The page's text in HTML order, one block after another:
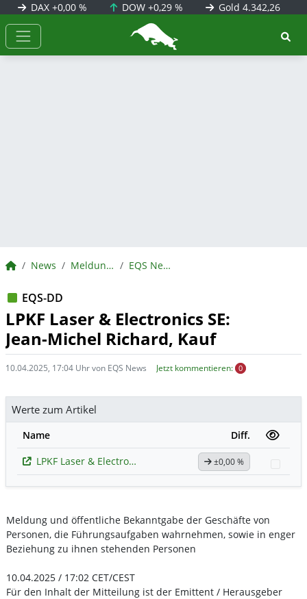
DAX +0,00 % DOW+0,29 % Gold 4.342,26
BörsenNEWS.de
BörsenNEWS.de
News Meldungen EQS News
EQS-DD
LPKF Laser & Electronics SE:
Jean-Michel Richard, Kauf
10.04.2025, 17:04 Uhr von EQS News Jetzt kommentieren: 0
Werte zum Artikel
Name
Diff.
LPKF Laser & Electronics
±0,00 %
Meldung und öffentliche Bekanntgabe der Geschäfte von
Personen, die Führungsaufgaben wahrnehmen, sowie in enger
Beziehung zu ihnen stehenden Personen
10.04.2025 / 17:02 CET/CEST
Für den Inhalt der Mitteilung ist der Emittent / Herausgeber